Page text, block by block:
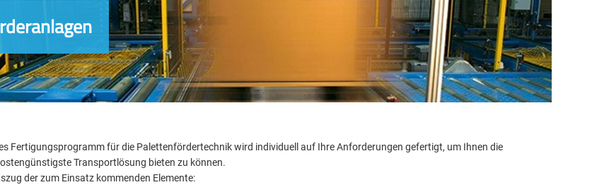
Fertigungsprogramm für die Palettenfördertechnik wird individuell auf Ihre Anforderungen gefertigt, um Ihnen die
Transportlösung bieten zu können.
der zum Einsatz kommenden Elemente: